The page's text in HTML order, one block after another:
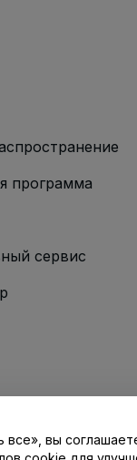
программа
сервис
/ Свяжитесь с
вы